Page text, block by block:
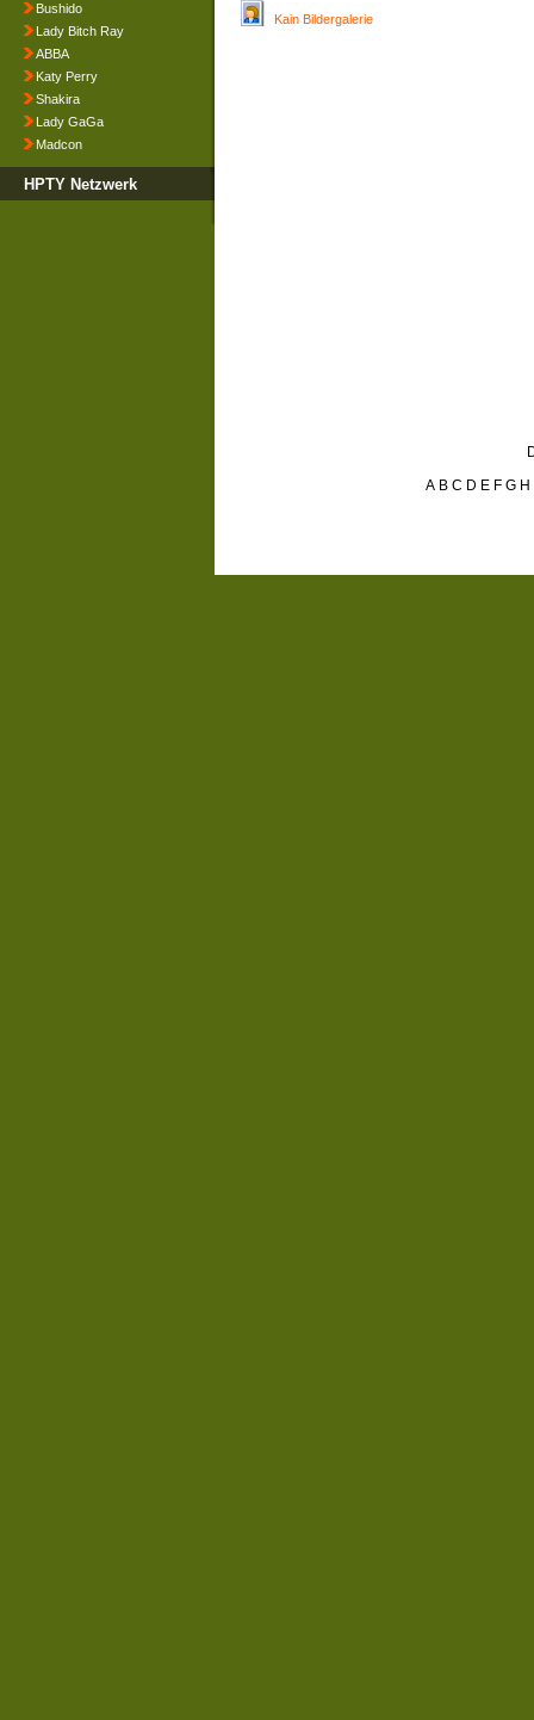
Bushido
Lady Bitch Ray
ABBA
Katy Perry
Shakira
Lady GaGa
Madcon
HPTY Netzwerk
Kain Bildergalerie
A B C D E F G H